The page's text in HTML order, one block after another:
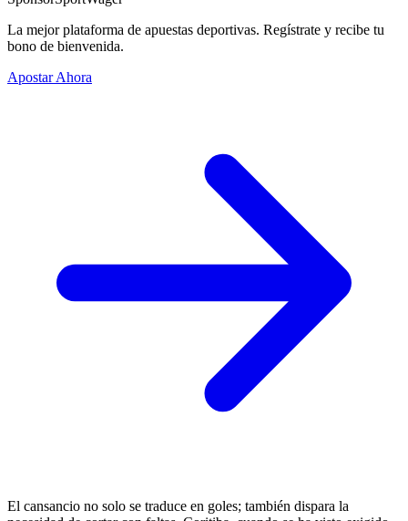
La mejor plataforma de apuestas deportivas. Regístrate y recibe tu
bono de bienvenida.
Apostar Ahora
El cansancio no solo se traduce en goles; también dispara la